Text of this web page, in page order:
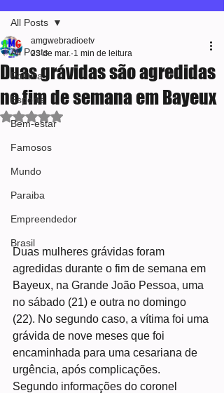
All Posts
Política
Esporte
Bem-estar
Famosos
Mundo
Paraiba
Empreendedor
Brasil
All Posts
Duas grávidas são agredidas
no fim de semana em Bayeux
amgwebradioetv
23 de mar. 1 min de leitura
Avaliado com NaN de 5 estrelas.
Duas mulheres grávidas foram
agredidas durante o fim de semana em
Bayeux, na Grande João Pessoa, uma
no sábado (21) e outra no domingo
(22). No segundo caso, a vítima foi uma
grávida de nove meses que foi
encaminhada para uma cesariana de
urgência, após complicações.
Segundo informações do coronel